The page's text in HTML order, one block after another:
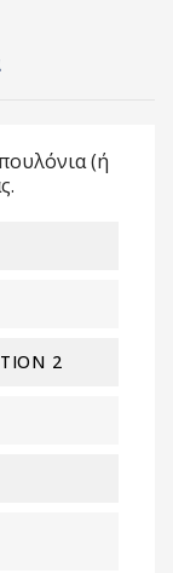
(ή
2